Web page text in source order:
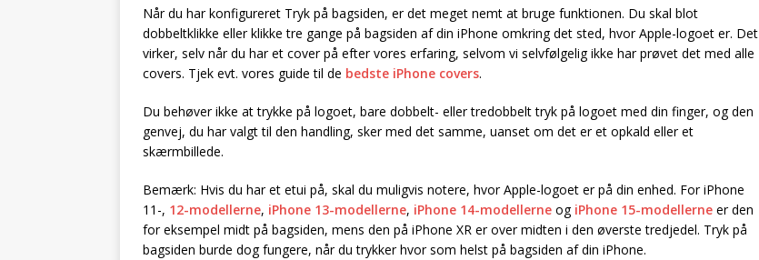
Når du har konfigureret Tryk på bagsiden, er det meget nemt at bruge funktionen. Du skal blot
dobbeltklikke eller klikke tre gange på bagsiden af din iPhone omkring det sted, hvor Apple-logoet er. Det
virker, selv når du har et cover på efter vores erfaring, selvom vi selvfølgelig ikke har prøvet det med alle
covers. Tjek evt. vores guide til de bedste iPhone covers.
Du behøver ikke at trykke på logoet, bare dobbelt- eller tredobbelt tryk på logoet med din finger, og den
genvej, du har valgt til den handling, sker med det samme, uanset om det er et opkald eller et
skærmbillede.
Bemærk: Hvis du har et etui på, skal du muligvis notere, hvor Apple-logoet er på din enhed. For iPhone
11-, 12-modellerne, iPhone 13-modellerne, iPhone 14-modellerne og iPhone 15-modellerne er den
for eksempel midt på bagsiden, mens den på iPhone XR er over midten i den øverste tredjedel. Tryk på
bagsiden burde dog fungere, når du trykker hvor som helst på bagsiden af din iPhone.